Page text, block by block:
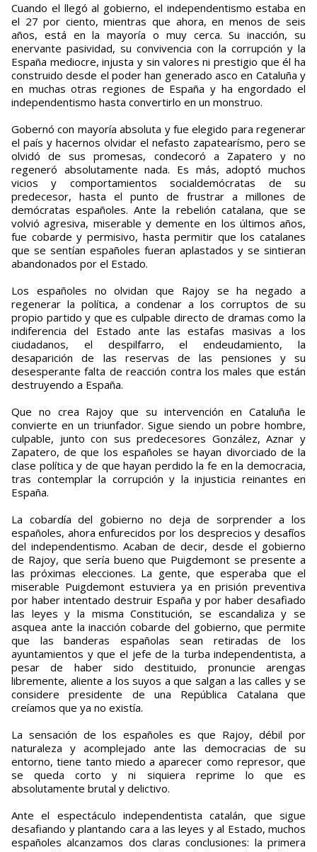
Cuando el llegó al gobierno, el independentismo estaba en
el 27 por ciento, mientras que ahora, en menos de seis
años, está en la mayoría o muy cerca. Su inacción, su
enervante pasividad, su convivencia con la corrupción y la
España mediocre, injusta y sin valores ni prestigio que él ha
construido desde el poder han generado asco en Cataluña y
en muchas otras regiones de España y ha engordado el
independentismo hasta convertirlo en un monstruo.
Gobernó con mayoría absoluta y fue elegido para regenerar
el país y hacernos olvidar el nefasto zapatearísmo, pero se
olvidó de sus promesas, condecoró a Zapatero y no
regeneró absolutamente nada. Es más, adoptó muchos
vicios y comportamientos socialdemócratas de su
predecesor, hasta el punto de frustrar a millones de
demócratas españoles. Ante la rebelión catalana, que se
volvió agresiva, miserable y demente en los últimos años,
fue cobarde y permisivo, hasta permitir que los catalanes
que se sentían españoles fueran aplastados y se sintieran
abandonados por el Estado.
Los españoles no olvidan que Rajoy se ha negado a
regenerar la política, a condenar a los corruptos de su
propio partido y que es culpable directo de dramas como la
indiferencia del Estado ante las estafas masivas a los
ciudadanos, el despilfarro, el endeudamiento, la
desaparición de las reservas de las pensiones y su
desesperante falta de reacción contra los males que están
destruyendo a España.
Que no crea Rajoy que su intervención en Cataluña le
convierte en un triunfador. Sigue siendo un pobre hombre,
culpable, junto con sus predecesores González, Aznar y
Zapatero, de que los españoles se hayan divorciado de la
clase política y de que hayan perdido la fe en la democracia,
tras contemplar la corrupción y la injusticia reinantes en
España.
La cobardía del gobierno no deja de sorprender a los
españoles, ahora enfurecidos por los desprecios y desafíos
del independentismo. Acaban de decir, desde el gobierno
de Rajoy, que sería bueno que Puigdemont se presente a
las próximas elecciones. La gente, que esperaba que el
miserable Puigdemont estuviera ya en prisión preventiva
por haber intentado destruir España y por haber desafiado
las leyes y la misma Constitución, se escandaliza y se
asquea ante la inacción cobarde del gobierno, que permite
que las banderas españolas sean retiradas de los
ayuntamientos y que el jefe de la turba independentista, a
pesar de haber sido destituido, pronuncie arengas
libremente, aliente a los suyos a que salgan a las calles y se
considere presidente de una República Catalana que
creíamos que ya no existía.
La sensación de los españoles es que Rajoy, débil por
naturaleza y acomplejado ante las democracias de su
entorno, tiene tanto miedo a aparecer como represor, que
se queda corto y ni siquiera reprime lo que es
absolutamente brutal y delictivo.
Ante el espectáculo independentista catalán, que sigue
desafiando y plantando cara a las leyes y al Estado, muchos
españoles alcanzamos dos claras conclusiones: la primera